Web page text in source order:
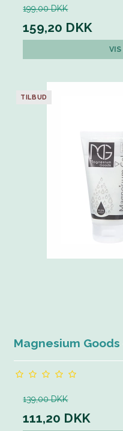
199,00 DKK
159,20 DKK
VIS
TILBUD
Magnesium
139,00 DKK
111,20 DKK